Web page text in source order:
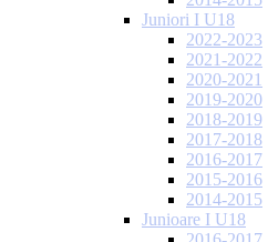
Juniori I U18
2022-2023
2021-2022
2020-2021
2019-2020
2018-2019
2017-2018
2016-2017
2015-2016
2014-2015
Junioare I U18